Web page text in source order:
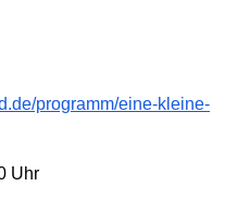
programm/eine-kleine-
Uhr